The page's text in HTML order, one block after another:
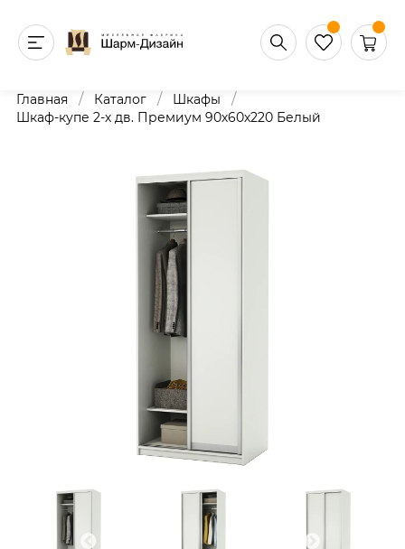
Главная / Каталог / Шкафы /
Шкаф-купе 2-х дв. Премиум 90х60х220 Белый